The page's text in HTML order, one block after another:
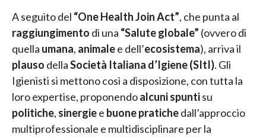
A seguito del “One Health Join Act”, che punta al
raggiungimento di una “Salute globale” (ovvero di
quella umana, animalee dell’ecosistema), arriva il
plauso dellaSocietà Italiana d’Igiene (SItI). Gli
Igienisti si mettono così a disposizione, con tutta la
loro expertise, proponendoalcuni spuntisu
politiche, sinergiee buone pratichedall’approccio
multiprofessionale e multidisciplinare per la